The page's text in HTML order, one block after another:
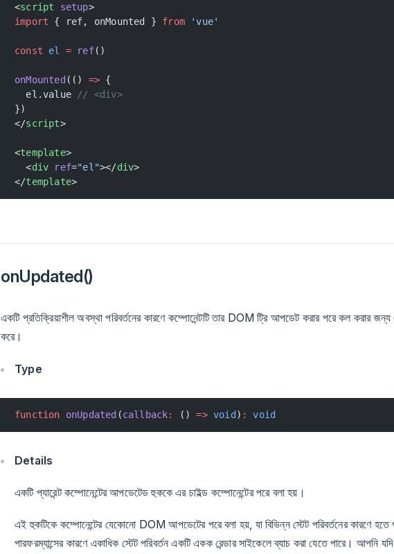
<script setup>
import { ref, onMounted } from 'vue'
const el = ref()
onMounted (() => {
  el.value
// <div>
})
</script>
<template>
  <
div ref="el"></div>
</template>
onUpdated()
একটি প্রতিক্রিয়াশীল অবস্থা পরিবর্তনের কারণে কম্পোনেন্টটি তার DOM ট্রি আপডেট করার পরে কল করার
করে।
Type
function onUpdated (callback: () => void ) : void
Details
একটি প্যারেন্ট কম্পোনেন্টের আপডেটেড হুককে এর চাইল্ড কম্পোনেন্টের পরে বলা হয়।
এই হুকটিকে কম্পোনেন্টের যেকোনো DOM আপডেটের পরে বলা হয়, যা বিভিন্ন স্টেট পরিবর্তনের কারণে হতে
পারফরম্যান্সের কারণে একাধিক স্টেট পরিবর্তন একটি একক রেন্ডার সাইকেলে ব্যাচ করা যেতে পারে। আপনি যদি